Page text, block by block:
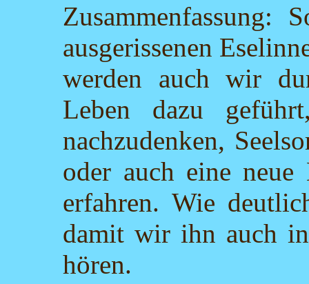
ausgerissenen
werden auch wir
Leben dazu
nachzudenken,
oder auch eine
erfahren. Wie
damit wir ihn auch
hören.